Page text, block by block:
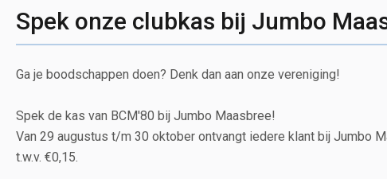
Spek onze clubkas bij Jumbo
Ga je boodschappen doen? Denk dan aan onze vereniging!
Spek de kas van BCM'80 bij Jumbo Maasbree!
Van 29 augustus t/m 30 oktober ontvangt iedere klant bij Jumbo
t.w.v. €0,15.